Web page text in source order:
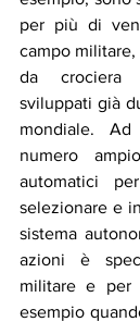
per più di
campo
da crociera
sviluppati già
mondiale.
numero
automatici
selezionare e
sistema
azioni è
militare e per
esempio